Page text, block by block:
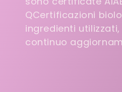
i
QCertificazioni
ingredienti
continuo